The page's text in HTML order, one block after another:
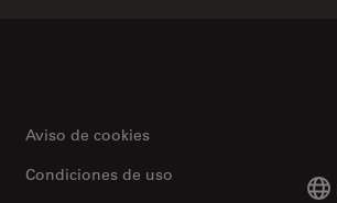
Aviso de cookies
Condiciones de uso